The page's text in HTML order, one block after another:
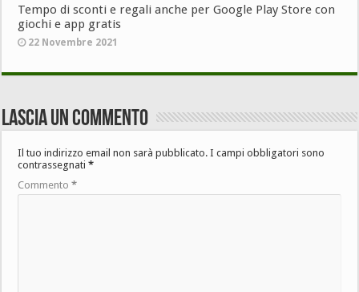
Tempo di sconti e regali anche per Google Play Store con
giochi e app gratis
22 Novembre 2021
Lascia un commento
Il tuo indirizzo email non sarà pubblicato. I campi obbligatori sono
contrassegnati*
Commento*